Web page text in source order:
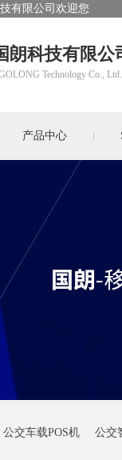
有限公司欢迎您
朗科技有限公
Technology Co., Ltd.
产品中心
公交车载POS机 公交